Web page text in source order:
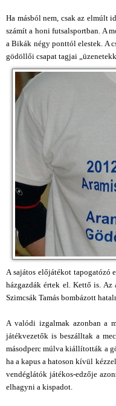
Ha másból nem, csak az elmúlt
számít a honi futsalsportban. A
a Bikák négy ponttól elestek. A
gödöllői csapat tagjai
A sajátos előjátékot tapogatózó
házgazdák értek el. Kettő is.
Szimcsák Tamás bombázott
A valódi izgalmak azonban a
játékvezetők is beszálltak a
másodperc múlva kiállították a
ha a kapus a hatoson kívül
vendéglátók játékos-edzője
elhagyni a kispadot.